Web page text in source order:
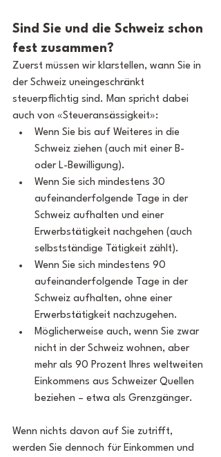
Sind Sie und die Schweiz schon
fest zusammen?
Zuerst müssen wir klarstellen, wann Sie in
der Schweiz uneingeschränkt
steuerpflichtig sind. Man spricht dabei
auch von «Steueransässigkeit»:
Wenn Sie bis auf Weiteres in die
Schweiz ziehen (auch mit einer B-
oder L-Bewilligung).
Wenn Sie sich mindestens 30
aufeinanderfolgende Tage in der
Schweiz aufhalten und einer
Erwerbstätigkeit nachgehen (auch
selbstständige Tätigkeit zählt).
Wenn Sie sich mindestens 90
aufeinanderfolgende Tage in der
Schweiz aufhalten, ohne einer
Erwerbstätigkeit nachzugehen.
Möglicherweise auch, wenn Sie zwar
nicht in der Schweiz wohnen, aber
mehr als 90 Prozent Ihres weltweiten
Einkommens aus Schweizer Quellen
beziehen – etwa als Grenzgänger.
Wenn nichts davon auf Sie zutrifft,
werden Sie dennoch für Einkommen und